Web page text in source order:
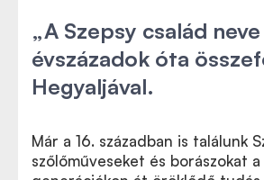
„A Szepsy család neve
évszázadok óta
Hegyaljával.
Már a 16. században is találunk
szőlőműveseket és borászokat